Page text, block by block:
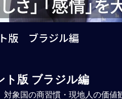
版 ブラジル編
ト版 ブラジル編
象国の商習慣・現地人の価